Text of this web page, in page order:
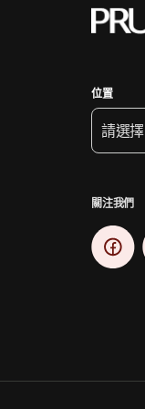
位置
請選擇
關注我們